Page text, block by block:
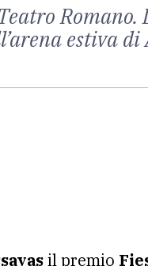
Romano.
estiva
il premio